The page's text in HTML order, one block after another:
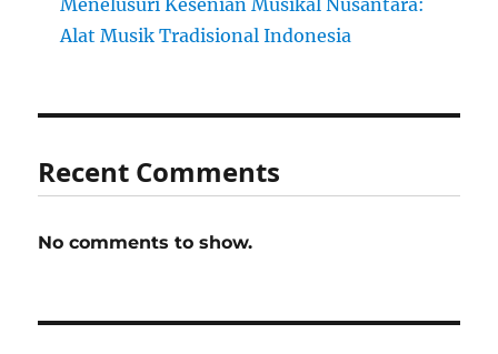
Menelusuri Kesenian Musikal Nusantara:
Alat Musik Tradisional Indonesia
Recent Comments
No comments to show.